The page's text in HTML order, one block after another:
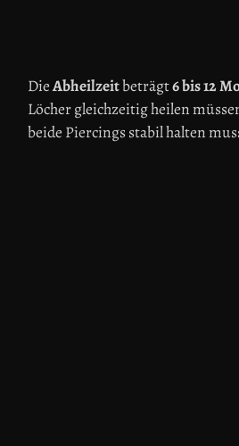
DieAbheilzeitbeträgt6 bis 12
Löcher gleichzeitig heilen
beide Piercings stabil halten